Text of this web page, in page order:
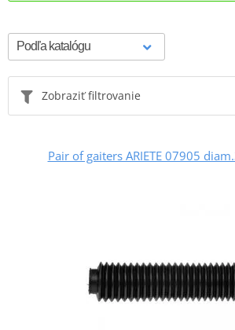
Zobraziť filtrovanie
Pair of gaiters ARIETE 07905